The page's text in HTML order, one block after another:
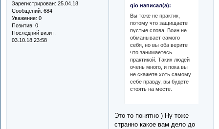
Зарегистрирован: 25.04.18
Сообщений: 684
Уважение: 0
Позитив: 0
Последний визит:
03.10.18 23:58
gio написал(а):
Вы тоже не практик,
потому что защищаете
пустые слова. Воин не
обманывает самого
себя, но вы оба верите
что занимаетесь
практикой. Таких людей
очень много, и пока вы
не скажете хоть самому
себе правду, вы будете
стоять на месте.
Это то понятно ) Ну тоже
странно какое вам дело до